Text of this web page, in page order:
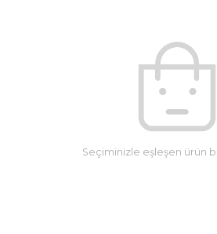
Seçiminizle eşleşen ürün